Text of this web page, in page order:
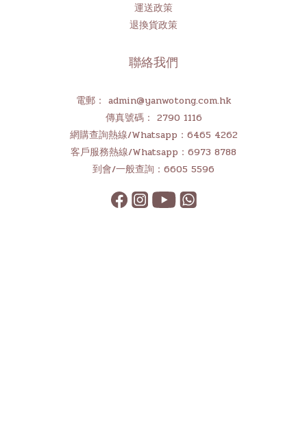
運送政策
退換貨政策
聯絡我們
電郵： admin@yanwotong.com.hk
傳真號碼： 2790 1116
網購查詢熱線/Whatsapp：6465 4262
客戶服務熱線/Whatsapp：6973 8788
到會/一般查詢：6605 5596